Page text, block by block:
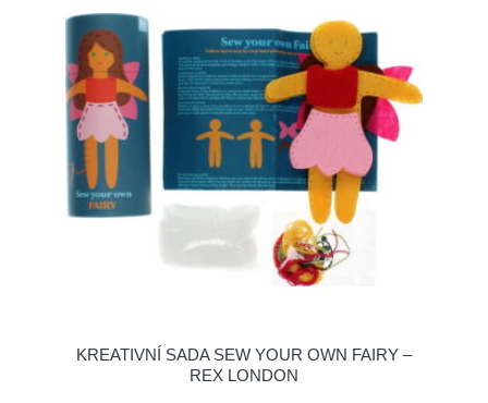
KREATIVNÍ SADA SEW YOUR OWN FAIRY –
REX LONDON